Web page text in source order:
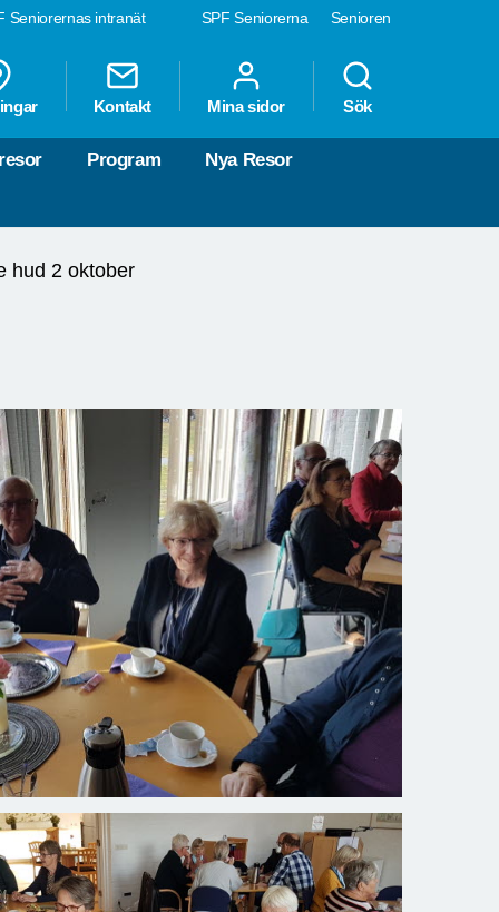
SPF Seniorerna Senioren
Seniorernas intranät
Kontakt Mina sidor Sök
Program Nya Resor
hud 2 oktober